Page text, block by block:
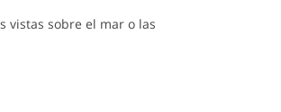
vistas sobre el mar o las